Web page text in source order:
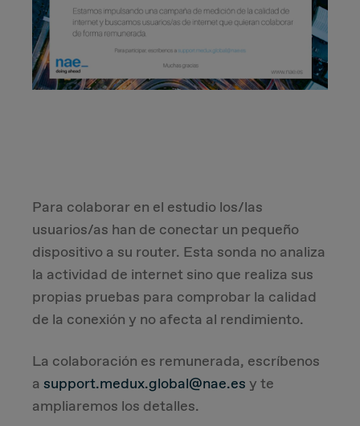
Market Strategy & Screening Analysis
Performance Transformation
Para colaborar en el estudio los/las
usuarios/as han de conectar un pequeño
dispositivo a su router. Esta sonda no analiza
la actividad de internet sino que realiza sus
propias pruebas para comprobar la calidad
de la conexión y no afecta al rendimiento.
La colaboración es remunerada, escríbenos
a support.medux.global@nae.es y te
ampliaremos los detalles.